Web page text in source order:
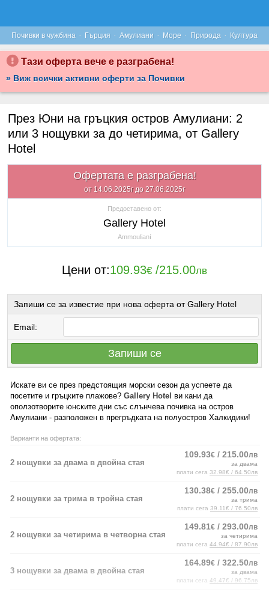
Почивки в чужбина · Гърция · Амулиани · Море · Природа · Култура
Тази оферта вече е разграбена!
» Виж всички активни оферти за Почивки
През Юни на гръцкия остров Амулиани: 2
или 3 нощувки за до четирима, от Gallery
Hotel
Офертата е разграбена!
от 14.06.2025г до 27.06.2025г
Предоставено от:
Gallery Hotel
Ammoulianí
Цени от:109.93€ /215.00лв
Запиши се за известие при нова оферта от Gallery Hotel
Email:
Запиши се
Искате ви се през предстоящия морски сезон да успеете да
посетите и гръцките плажове? Gallery Hotel ви кани да
оползотворите юнските дни със слънчева почивка на остров
Амулиани - разположен в прегръдката на полуостров Халкидики!
Варианти на офертата:
2 нощувки за двама в двойна стая
109.93€ / 215.00лв
за двама
плати сега 32.98€ / 64.50лв
2 нощувки за трима в тройна стая
130.38€ / 255.00лв
за трима
плати сега 39.11€ / 76.50лв
2 нощувки за четирима в четворна стая
149.81€ / 293.00лв
за четирима
плати сега 44.94€ / 87.90лв
3 нощувки за двама в двойна стая
164.89€ / 322.50лв
за двама
плати сега 49.47€ / 96.75лв